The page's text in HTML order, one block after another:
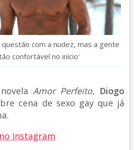
com a nudez, mas a gente
confortável no início'
Amor Perfeito, Diogo
cena de sexo gay que já
Instagram